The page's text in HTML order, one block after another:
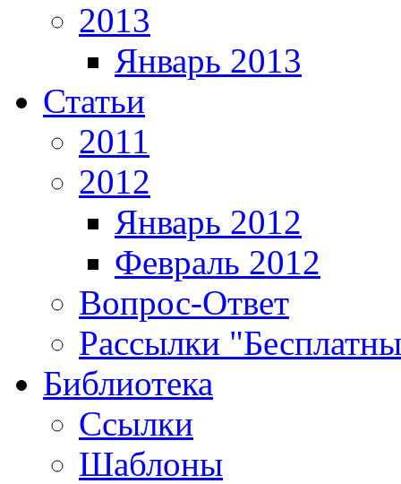
2013
Январь 2013
Статьи
2011
2012
Январь 2012
Февраль 2012
Вопрос-Ответ
Рассылки
Библиотека
Ссылки
Шаблоны